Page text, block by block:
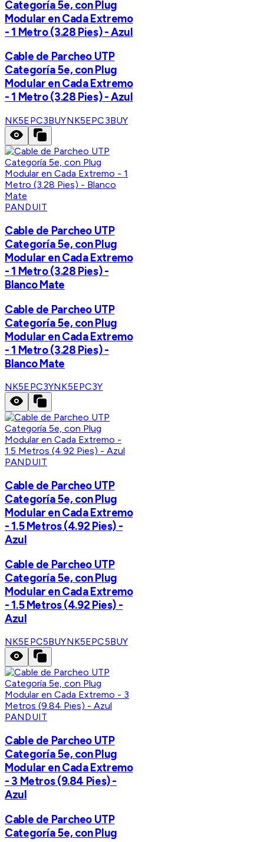
Categoría 5e, con Plug
Modular en Cada Extremo
- 1 Metro (3.28 Pies) - Azul
Cable de Parcheo UTP
Categoría 5e, con Plug
Modular en Cada Extremo
- 1 Metro (3.28 Pies) - Azul
NK5EPC3BUYNK5EPC3BUY
PANDUIT
Cable de Parcheo UTP
Categoría 5e, con Plug
Modular en Cada Extremo
- 1 Metro (3.28 Pies) -
Blanco Mate
Cable de Parcheo UTP
Categoría 5e, con Plug
Modular en Cada Extremo
- 1 Metro (3.28 Pies) -
Blanco Mate
NK5EPC3YNK5EPC3Y
PANDUIT
Cable de Parcheo UTP
Categoría 5e, con Plug
Modular en Cada Extremo
- 1.5 Metros (4.92 Pies) -
Azul
Cable de Parcheo UTP
Categoría 5e, con Plug
Modular en Cada Extremo
- 1.5 Metros (4.92 Pies) -
Azul
NK5EPC5BUYNK5EPC5BUY
PANDUIT
Cable de Parcheo UTP
Categoría 5e, con Plug
Modular en Cada Extremo
- 3 Metros (9.84 Pies) -
Azul
Cable de Parcheo UTP
Categoría 5e, con Plug